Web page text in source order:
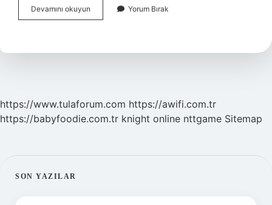
Devamını okuyun Büyükelçi
Olmak
Dil
Yorum Bırak
https://www.tulaforum.com https://awifi.com.tr
https://babyfoodie.com.tr knight online nttgame Sitemap
SIDEBAR
SON YAZILAR